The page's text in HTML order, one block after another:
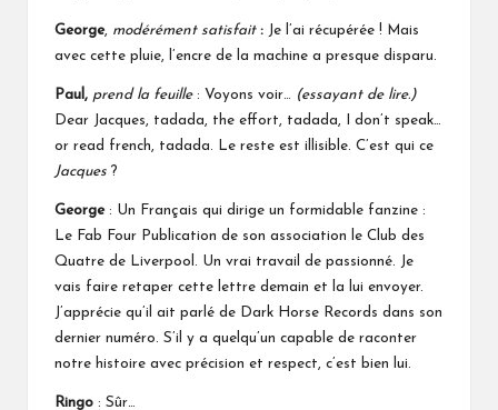
George, modérément satisfait : Je l’ai récupérée ! Mais
avec cette pluie, l’encre de la machine a presque disparu.
Paul, prend la feuille : Voyons voir… (essayant de lire.)
Dear Jacques, tadada, the effort, tadada, I don’t speak…
or read french, tadada. Le reste est illisible. C’est qui ce
Jacques ?
George : Un Français qui dirige un formidable fanzine :
Le Fab Four Publication de son association le Club des
Quatre de Liverpool. Un vrai travail de passionné. Je
vais faire retaper cette lettre demain et la lui envoyer.
J’apprécie qu’il ait parlé de Dark Horse Records dans son
dernier numéro. S’il y a quelqu’un capable de raconter
notre histoire avec précision et respect, c’est bien lui.
Ringo : Sûr…